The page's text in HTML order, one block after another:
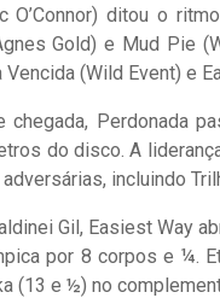
O’Connor) ditou o
Gold) e Mud Pie
Vencida (Wild Event) e
chegada, Perdonada
do disco. A
incluindo
Gil, Easiest Way
por 8 corpos e ¼.
(13 e ½) no